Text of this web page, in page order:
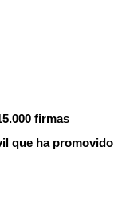
firmas
que ha promovido